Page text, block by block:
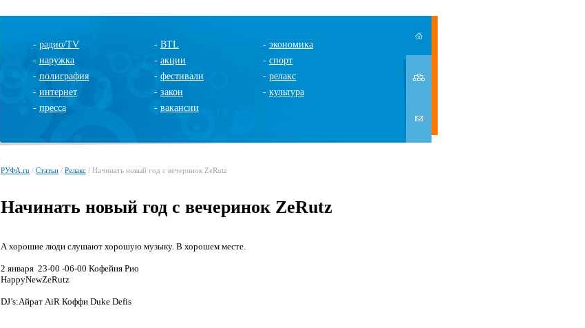
- радио/TV
- наружка
- полиграфия
- интернет
- пресса
- BTL
- акции
- фестивали
- закон
- вакансии
- экономика
- спорт
- релакс
- культура
РУФА.ru / Статьи / Релакс / Начинать новый год с вечеринок ZeRutz
Начинать новый год с вечеринок ZeRutz
А хорошие люди слушают хорошую музыку. В хорошем месте.
2 января 23-00 -06-00 Кофейня Рио
HappyNewZeRutz
DJ’s:Айрат AiR Коффи Duke Defis